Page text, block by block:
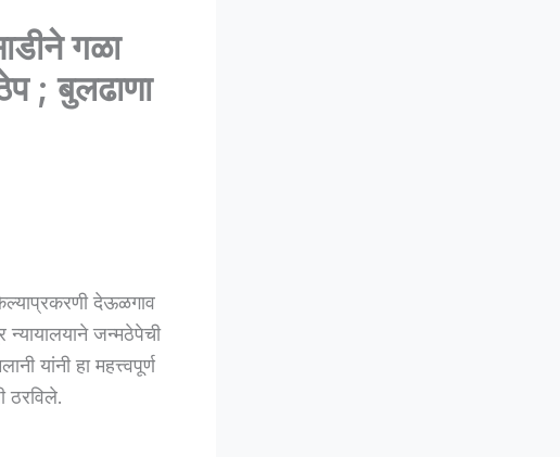
गळा
; बुलढाणा
देऊळगाव
जन्मठेपेची
यांनी हा महत्त्वपूर्ण
ठरविले.